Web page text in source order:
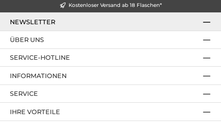
Kostenloser Versand ab 18 Flaschen*
NEWSLETTER
SERVICE-HOTLINE
IHRE VORTEILE
ÜBER UNS
INFORMATIONEN
SERVICE